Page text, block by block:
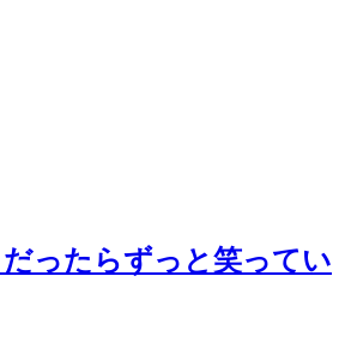
ったらずっと笑ってい